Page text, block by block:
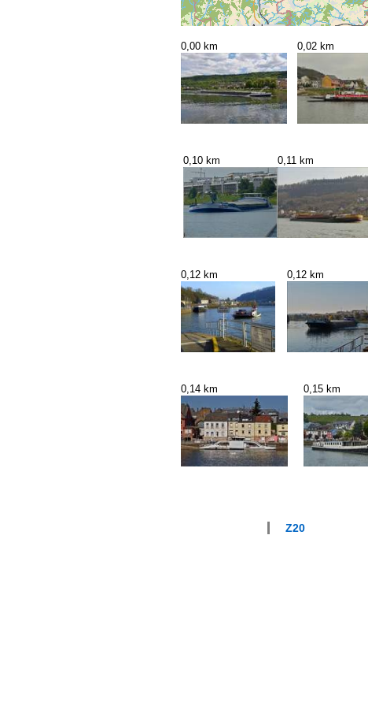
0,00 km 0,02 km
0,10 km 0,11 km
0,12 km 0,12 km
0,14 km 0,15 km
Z20